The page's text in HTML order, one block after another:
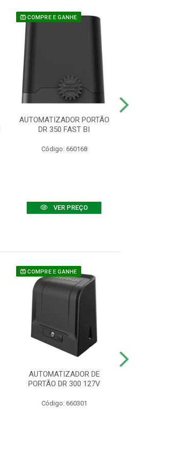
COMPRE E GANHE
AUTOMATIZADOR PORTÃO
DR 350 FAST BI
Código: 660168
VER PREÇO
COMPRE E GANHE
AUTOMATIZADOR DE
PORTÃO DR 300 127V
Código: 660301